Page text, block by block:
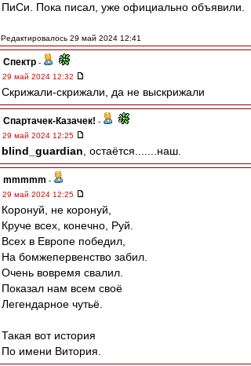
ПиСи. Пока писал, уже официально объявили.
Редактировалось 29 май 2024 12:41
Спектр -
29 май 2024 12:32
Скрижали-скрижали, да не выскрижали
Спартачек-Казачек! -
29 май 2024 12:25
blind_guardian , остаётся.......наш.
mmmmm -
29 май 2024 12:25
Коронуй, не коронуй,
Круче всех, конечно, Руй.
Всех в Европе победил,
На бомжепервенство забил.
Очень вовремя свалил.
Показал нам всем своё
Легендарное чутьё.
Такая вот история
По имени Витория.